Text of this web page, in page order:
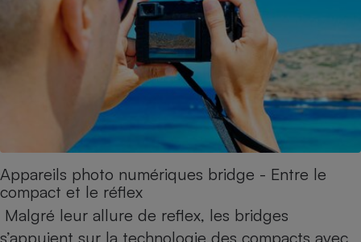
Appareils photo numériques bridge - Entre le
compact et le réflex
Malgré leur allure de reflex, les bridges
s’appuient sur la technologie des compacts avec